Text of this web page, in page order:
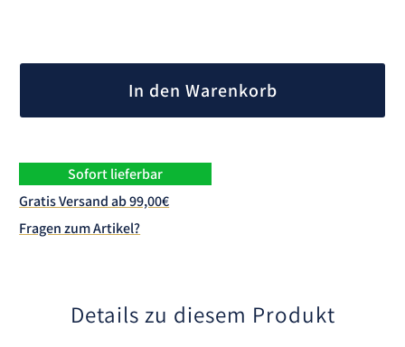
In den Warenkorb
Sofort lieferbar
Gratis Versand ab 99,00€
Fragen zum Artikel?
Details zu diesem Produkt